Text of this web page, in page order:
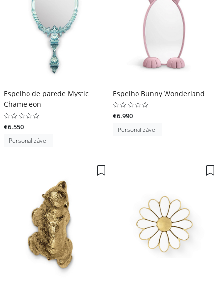
Espelho de parede Mystic
Chameleon
€6.550
Personalizável
Espelho Bunny Wonderland
€6.990
Personalizável